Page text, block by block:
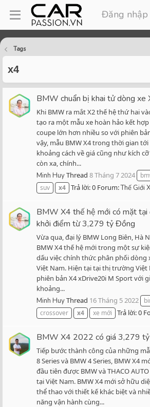
Đăng nhập
Tags
x4
BMW chuẩn bị khai tử dòng xe
Khi BMW ra mắt X2 thế hệ thứ hai
tạo ra một mẫu xe hoàn hảo kết
coupe lớn hơn nhiều so với phiên
vậy, mẫu BMW X4 trong thời gian
khoảng cách về giá cũng như kích
còn xa, chính...
Minh HuyThread 8 Tháng 7 2024
suv
x4 Trả lời: 0 Forum:Thế Giới
BMW X4 thế hệ mới có mặt tại
khởi điểm từ 3,279 tỷ Đồng
Vừa qua, đại lý BMW Long Biên, Hà
BMW X4 thế hệ mới trong một sự
dấu việc chính thức phân phối
Việt Nam. Hiện tại tại thị trường
phiên bản X4 xDrive20i M Sport với
khoảng...
Minh HuyThread 16 Tháng 5 2022
crossover
x4 xe mới Trả lời: 0
BMW X4 2022 có giá 3,279
Tiếp bước thành công của những
8 Series và BMW 4 Series, BMW X4
đầu tiên được BMW và THACO
tại Việt Nam. BMW X4 mới sở hữu
thể thao với thiết kế khác biệt và
năng vận hành cùng...